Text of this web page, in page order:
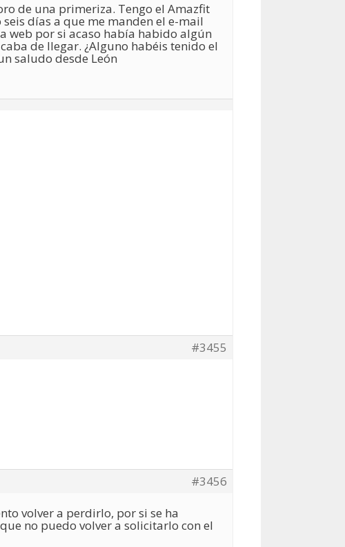
de una primeriza. Tengo el Amazfit
días a que me manden el e-mail
web por si acaso había habido algún
de llegar. ¿Alguno habéis tenido el
saludo desde León
#3455
#3456
volver a perdirlo, por si se ha
no puedo volver a solicitarlo con el